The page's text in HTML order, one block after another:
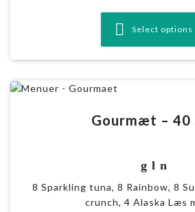
Select options
Gourmæt – 40
g l n
8 Sparkling tuna, 8 Rainbow, 8
crunch, 4 Alaska Læs